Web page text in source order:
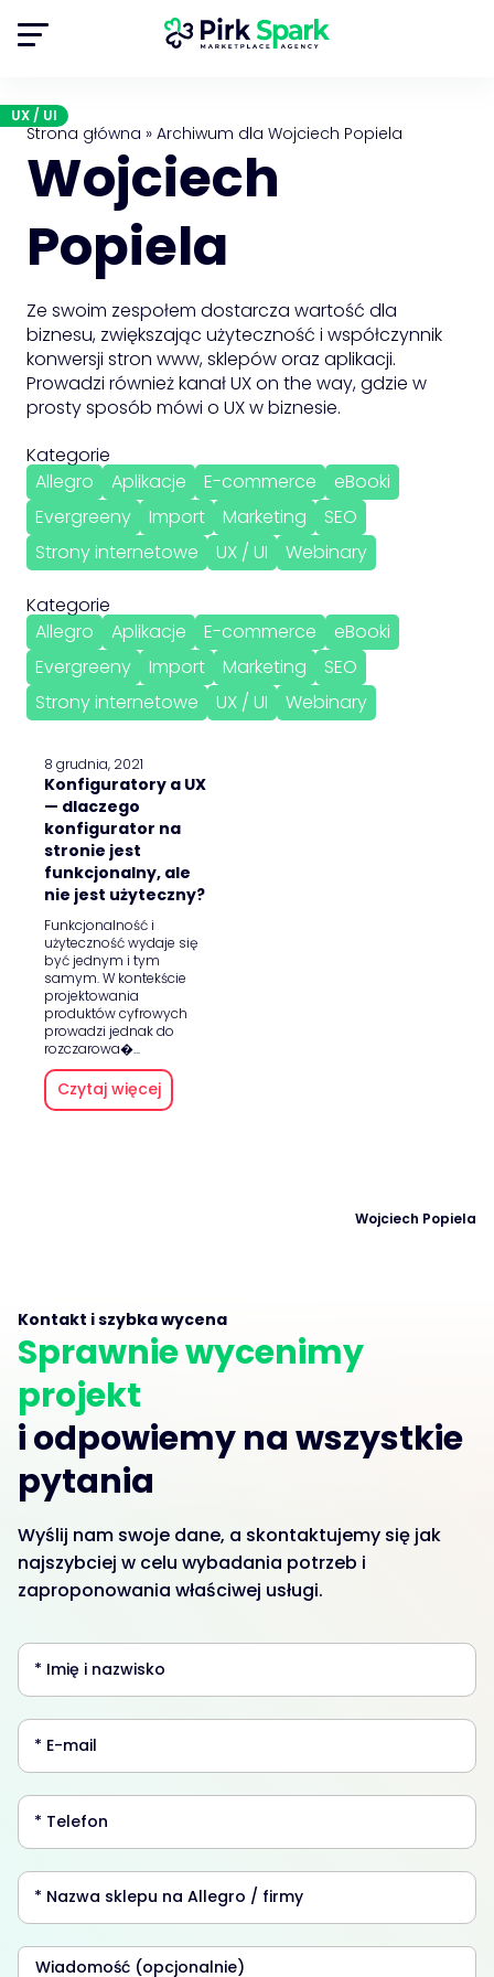
Strona główna » Archiwum dla Wojciech Popiela
Wojciech
Popiela
Ze swoim zespołem dostarcza wartość dla
biznesu, zwiększając użyteczność i współczynnik
konwersji stron www, sklepów oraz aplikacji.
Prowadzi również kanał UX on the way, gdzie w
prosty sposób mówi o UX w biznesie.
Kategorie
Allegro
Aplikacje E-commerce
eBooki
Evergreeny
Import Marketing
SEO
Strony internetowe
UX / UI Webinary
Kategorie
Allegro
Aplikacje E-commerce
eBooki
Evergreeny
Import Marketing
SEO
Strony internetowe
UX / UI Webinary
8 grudnia, 2021
Konfiguratory a UX
— dlaczego
konfigurator na
stronie jest
funkcjonalny, ale
nie jest użyteczny?
UX / UI
Funkcjonalność i
użyteczność wydaje się
być jednym i tym
samym. W kontekście
projektowania
produktów cyfrowych
prowadzi jednak do
rozczarowa�...
Czytaj więcej
Wojciech Popiela
Kontakt i szybka wycena
Sprawnie wycenimy
projekt
i odpowiemy na wszystkie
pytania
Wyślij nam swoje dane, a skontaktujemy się jak
najszybciej w celu wybadania potrzeb i
zaproponowania właściwej usługi.